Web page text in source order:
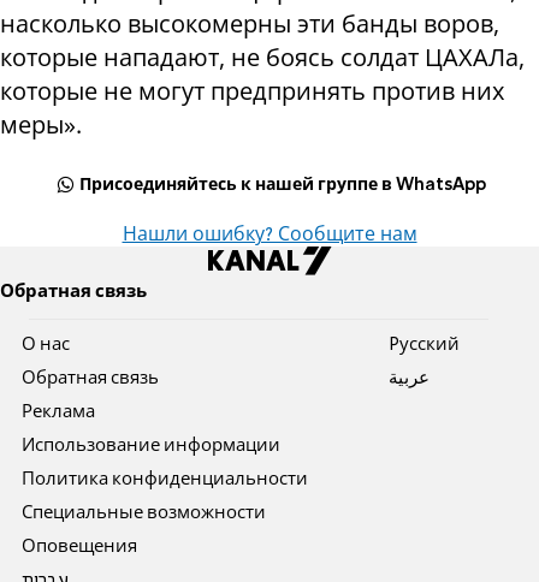
насколько высокомерны эти банды воров,
которые нападают, не боясь солдат ЦАХАЛа,
которые не могут предпринять против них
меры».
Присоединяйтесь к нашей группе в WhatsApp
Нашли ошибку? Сообщите нам
Обратная связь
О нас
Обратная связь
Реклама
Использование информации
Политика конфиденциальности
Специальные возможности
Оповещения
Pусский
عربية